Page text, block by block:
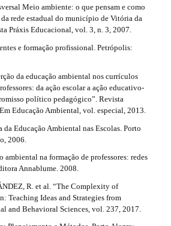
Meio ambiente: o que pensam e como
da rede estadual do município de Vitória da
Práxis Educacional, vol. 3, n. 3, 2007.
e formação profissional. Petrópolis:
da educação ambiental nos currículos
da ação escolar a ação educativo-
político pedagógico”. Revista
Educação Ambiental, vol. especial, 2013.
da Educação Ambiental nas Escolas. Porto
2006.
ambiental na formação de professores: redes
Annablume. 2008.
R. et al. “The Complexity of
Teaching Ideas and Strategies from
and Behavioral Sciences, vol. 237, 2017.